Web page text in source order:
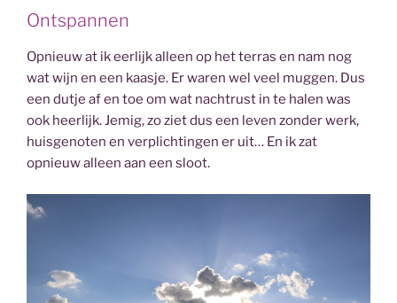
Ontspannen
Opnieuw at ik eerlijk alleen op het terras en nam nog
wat wijn en een kaasje. Er waren wel veel muggen. Dus
een dutje af en toe om wat nachtrust in te halen was
ook heerlijk. Jemig, zo ziet dus een leven zonder werk,
huisgenoten en verplichtingen er uit… En ik zat
opnieuw alleen aan een sloot.